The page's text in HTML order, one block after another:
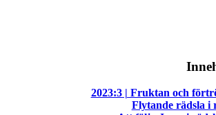
2023:3 | Fruktan och
Flytande rädsla i